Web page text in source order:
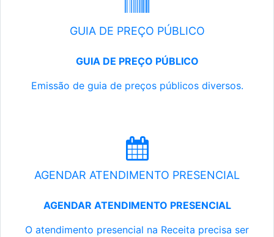
GUIA DE PREÇO PÚBLICO
GUIA DE PREÇO PÚBLICO
Emissão de guia de preços públicos diversos.
AGENDAR ATENDIMENTO PRESENCIAL
AGENDAR ATENDIMENTO PRESENCIAL
O atendimento presencial na Receita precisa ser